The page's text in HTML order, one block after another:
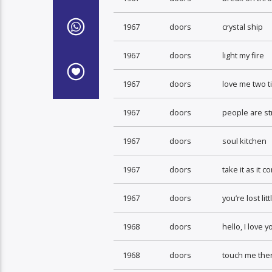
1967 doors crystal ship
1967 doors light my fire
1967 doors love me two
1967 doors people are
1967 doors soul kitchen
1967 doors take it as it
1967 doors you’re lost
1968 doors hello, I love
1968 doors touch me